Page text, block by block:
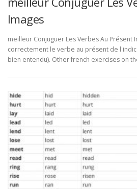
Images
meilleur Conjuguer Les Verbes Au Présent
correctement le verbe au présent de
bien entendu). Other french exercises on